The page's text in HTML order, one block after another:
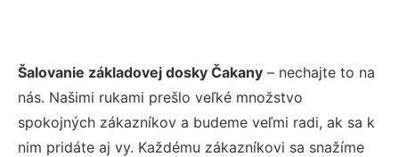
Šalovanie základovej dosky Čakany – nechajte to na
nás. Našimi rukami prešlo veľké množstvo
spokojných zákazníkov a budeme veľmi radi, ak sa k
nim pridáte aj vy. Každému zákazníkovi sa snažíme